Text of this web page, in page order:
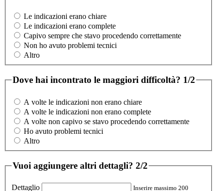
Le indicazioni erano chiare
Le indicazioni erano complete
Capivo sempre che stavo procedendo correttamente
Non ho avuto problemi tecnici
Altro
Dove hai incontrato le maggiori difficoltà? 1/2
A volte le indicazioni non erano chiare
A volte le indicazioni non erano complete
A volte non capivo se stavo procedendo correttamente
Ho avuto problemi tecnici
Altro
Vuoi aggiungere altri dettagli? 2/2
Dettaglio Inserire massimo 200